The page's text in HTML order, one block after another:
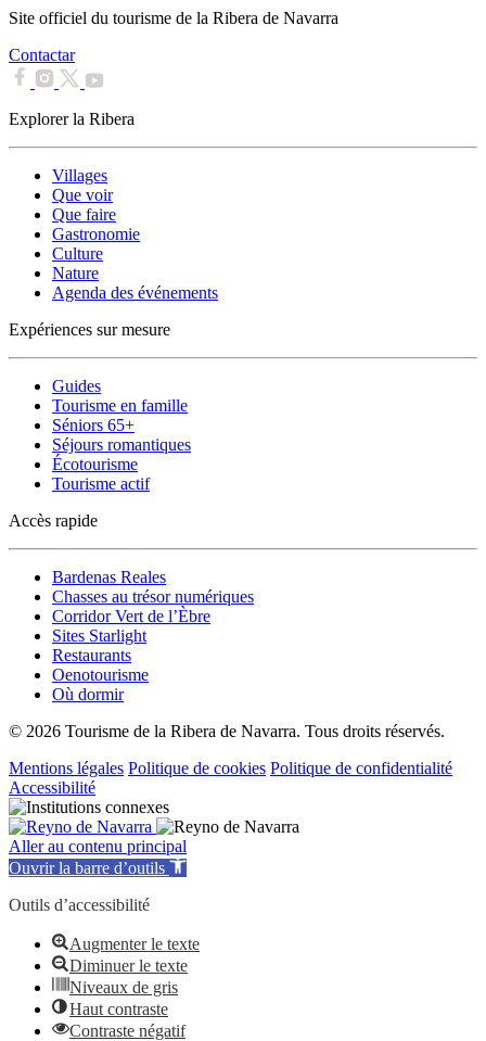
Site officiel du tourisme de la Ribera de Navarra
Contactar
Explorer la Ribera
Villages
Que voir
Que faire
Gastronomie
Culture
Nature
Agenda des événements
Expériences sur mesure
Guides
Tourisme en famille
Séniors 65+
Séjours romantiques
Écotourisme
Tourisme actif
Accès rapide
Bardenas Reales
Chasses au trésor numériques
Corridor Vert de l’Èbre
Sites Starlight
Restaurants
Oenotourisme
Où dormir
© 2026 Tourisme de la Ribera de Navarra. Tous droits réservés.
Mentions légales Politique de cookies Politique de confidentialité
Accessibilité
Aller au contenu principal
Ouvrir la barre d’outils
Outils d’accessibilité
Augmenter le texte
Diminuer le texte
Niveaux de gris
Haut contraste
Contraste négatif